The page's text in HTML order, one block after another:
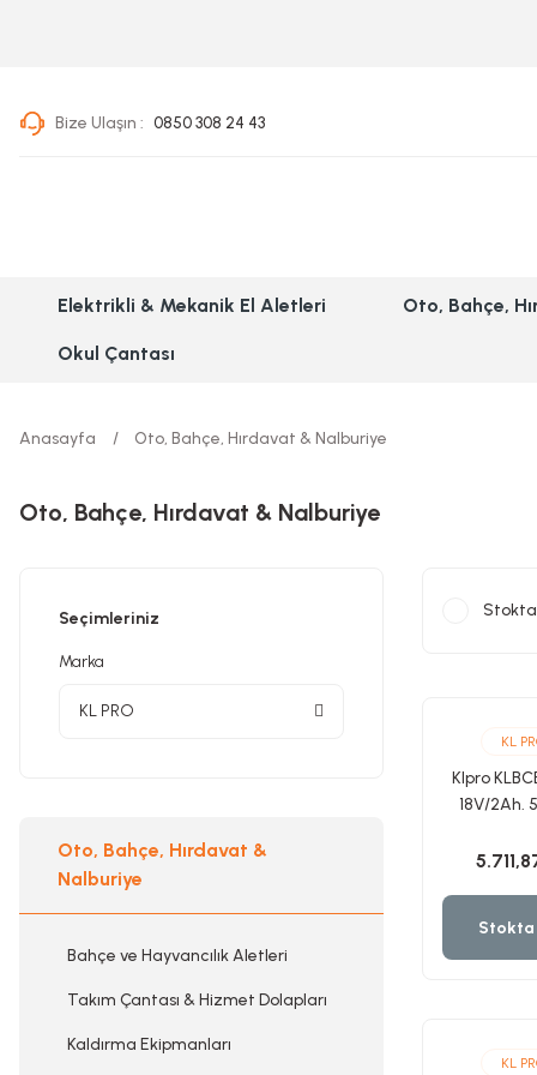
Bize Ulaşın : 0850 308 24 43
Elektrikli & Mekanik El Aletleri Oto, Bahçe,
Okul Çantası
Elektrikli & Mekanik El Aletleri
Akülü El Aletleri
Taşlamalar
Havalı Aletler
Kırıcı Deliciler & Kırıcılar
Kaynak Makinası
Oto, Bahçe, Hırdavat & Nalburiye
İş Güvenliği Ürünleri
Kaldırma Ekipmanları
Seramik & Sıvacı Aletleri
Oto, Bakım & Aksesuar
Banyo Aksesuarları
Kampçılık & Outdoor
Anasayfa Oto, Bahçe, Hırdavat & Nalburiye
Oto, Bahçe, Hırdavat & Nalburiye
Seçimleriniz
Marka
KL PRO
Oto, Bahçe, Hırdavat &
Nalburiye
Bahçe ve Hayvancılık Aletleri
Takım Çantası & Hizmet Dolapları
Kaldırma Ekipmanları
KL
Klpro
18V/2Ah.
Budama
Stokta
KL